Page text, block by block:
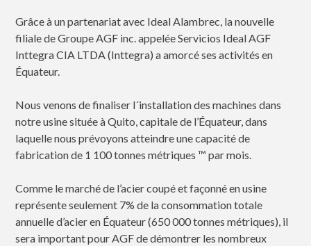
Grâce à un partenariat avec Ideal Alambrec, la nouvelle
filiale de Groupe AGF inc. appelée Servicios Ideal AGF
Inttegra CIA LTDA (Inttegra) a amorcé ses activités en
Équateur.
Nous venons de finaliser l´installation des machines dans
notre usine située à Quito, capitale de l’Équateur, dans
laquelle nous prévoyons atteindre une capacité de
fabrication de 1 100 tonnes métriques ™ par mois.
Comme le marché de l’acier coupé et façonné en usine
représente seulement 7% de la consommation totale
annuelle d’acier en Équateur (650 000 tonnes métriques), il
sera important pour AGF de démontrer les nombreux